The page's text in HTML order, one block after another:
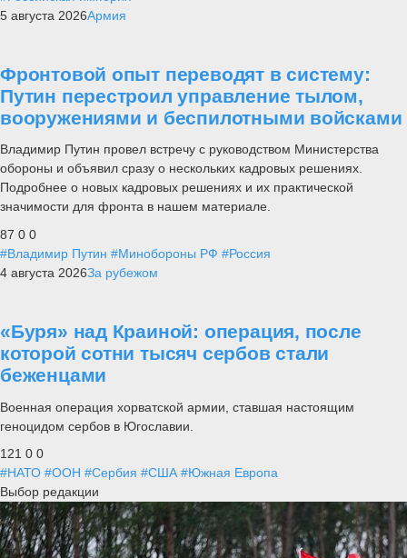
5 августа 2026Армия
Фронтовой опыт переводят в систему:
Путин перестроил управление тылом,
вооружениями и беспилотными войсками
Владимир Путин провел встречу с руководством Министерства
обороны и объявил сразу о нескольких кадровых решениях.
Подробнее о новых кадровых решениях и их практической
значимости для фронта в нашем материале.
87 0 0
#Владимир Путин #Минобороны РФ #Россия
4 августа 2026За рубежом
«Буря» над Краиной: операция, после
которой сотни тысяч сербов стали
беженцами
Военная операция хорватской армии, ставшая настоящим
геноцидом сербов в Югославии.
121 0 0
#НАТО #ООН #Сербия #США #Южная Европа
Выбор редакции